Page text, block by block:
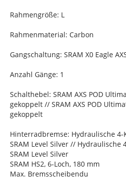
Rahmengröße: L
Rahmenmaterial: Carbon
Gangschaltung: SRAM X0 Eagle
Anzahl Gänge: 1
Schalthebel: SRAM AXS POD
gekoppelt // SRAM AXS POD
gekoppelt
Hinterradbremse: Hydraulische
SRAM Level Silver // Hydraulische
SRAM Level Silver
SRAM HS2, 6-Loch, 180 mm
Max. Bremsscheibendu